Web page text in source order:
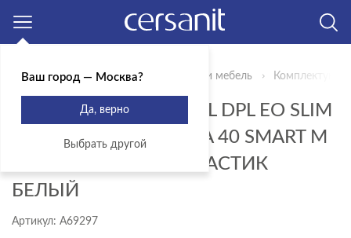
Главная Продукты Сантехника и мебель
КОМПЛЕКТ CARINA XL DPL EO SLIM
ИНСТАЛЛЯЦИЯ AQUA 40 SMART M
КНОПКА CORNER ПЛАСТИК
БЕЛЫЙ
Артикул: A69297
Ваш город — Москва?
Да, верно
Выбрать другой